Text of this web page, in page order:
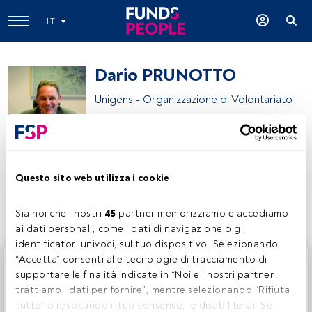
Questo sito web utilizza i cookie
Sia noi che i nostri 45 partner memorizziamo e accediamo
ai dati personali, come i dati di navigazione o gli
identificatori univoci, sul tuo dispositivo. Selezionando
“Accetta” consenti alle tecnologie di tracciamento di
supportare le finalità indicate in “Noi e i nostri partner
trattiamo i dati per fornire”, mentre selezionando “Rifiuta
tutto” o revocando il tuo consenso, le disabiliterai. Se i
IT
Dario PRUNOTTO
Unigens - Organizzazione di Volontariato
Condividi:
Questo è un articolo riservato agli utenti FundsPeople. Se
sei già registrato, accedi tramite il pulsante Login. Se non
hai ancora un account, ti invitiamo a registrarti per scoprire
tutti i contenuti che FundsPeople ha da offrire.